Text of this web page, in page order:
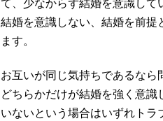
て、少なからず結婚を意識して
結婚を意識しない、結婚を前提
ます。
お互いが同じ気持ちであるな
どちらかだけが結婚を強く意
いないという場合はいずれトラ